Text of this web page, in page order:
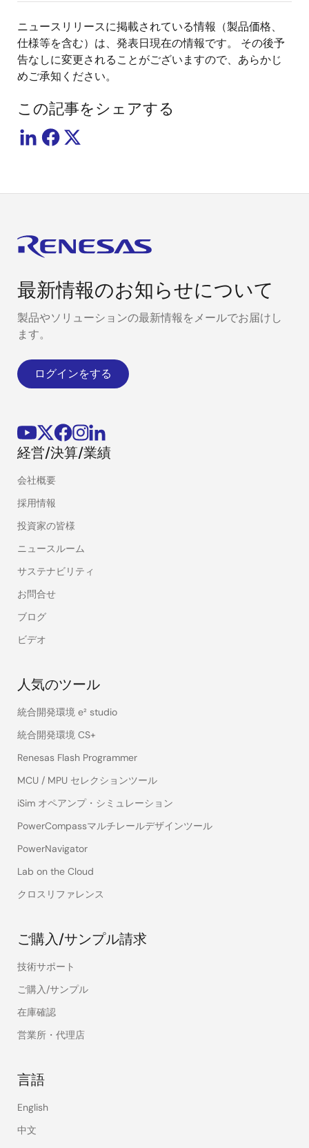
ニュースリリースに掲載されている情報（製品価格、
仕様等を含む）は、発表日現在の情報です。 その後予
告なしに変更されることがございますので、あらかじ
めご承知ください。
この記事をシェアする
最新情報のお知らせについて
製品やソリューションの最新情報をメールでお届けし
ます。
ログインをする
経営/決算/業績
会社概要
採用情報
投資家の皆様
ニュースルーム
サステナビリティ
お問合せ
ブログ
ビデオ
人気のツール
統合開発環境 e² studio
統合開発環境 CS+
Renesas Flash Programmer
MCU / MPU セレクションツール
iSim オペアンプ・シミュレーション
PowerCompassマルチレールデザインツール
PowerNavigator
Lab on the Cloud
クロスリファレンス
ご購入/サンプル請求
技術サポート
ご購入/サンプル
在庫確認
営業所・代理店
言語
English
中文